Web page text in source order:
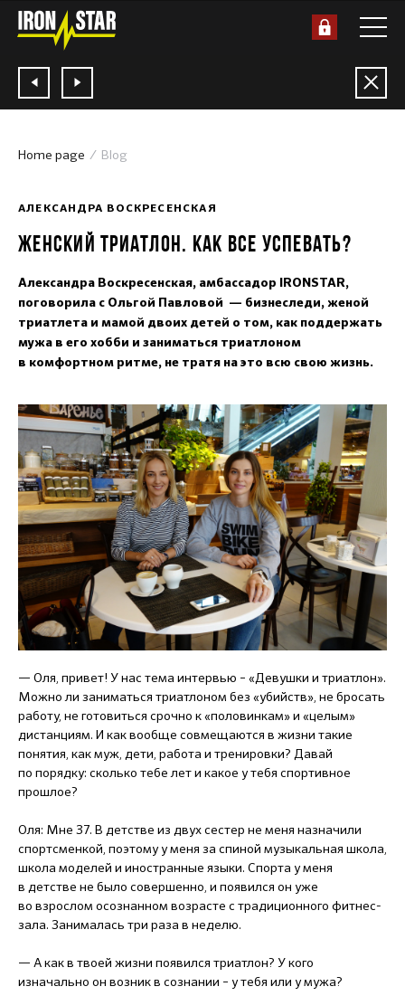
Home page Blog
АЛЕКСАНДРА ВОСКРЕСЕНСКАЯ
ЖЕНСКИЙ ТРИАТЛОН. КАК ВСЕ УСПЕВАТЬ?
Александра Воскресенская, амбассадор IRONSTAR,
поговорила с Ольгой Павловой — бизнеследи, женой
триатлета и мамой двоих детей о том, как поддержать
мужа в его хобби и заниматься триатлоном
в комфортном ритме, не тратя на это всю свою жизнь.
— Оля, привет! У нас тема интервью – «Девушки и триатлон».
Можно ли заниматься триатлоном без «убийств», не бросать
работу, не готовиться срочно к «половинкам» и «целым»
дистанциям. И как вообще совмещаются в жизни такие
понятия, как муж, дети, работа и тренировки? Давай
по порядку: сколько тебе лет и какое у тебя спортивное
прошлое?
Оля: Мне 37. В детстве из двух сестер не меня назначили
спортсменкой, поэтому у меня за спиной музыкальная школа,
школа моделей и иностранные языки. Спорта у меня
в детстве не было совершенно, и появился он уже
во взрослом осознанном возрасте с традиционного фитнес-
зала. Занималась три раза в неделю.
— А как в твоей жизни появился триатлон? У кого
изначально он возник в сознании – у тебя или у мужа?